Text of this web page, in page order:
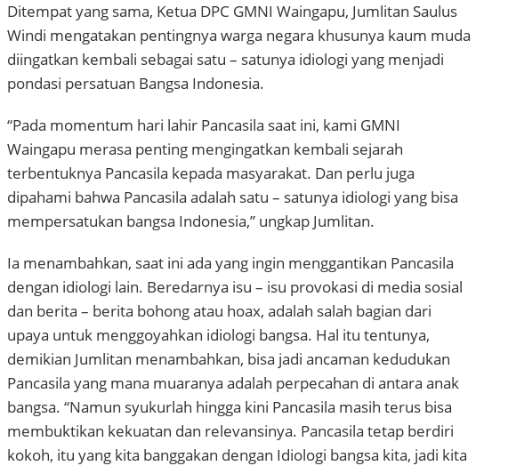
Ditempat yang sama, Ketua DPC GMNI Waingapu, Jumlitan Saulus
Windi mengatakan pentingnya warga negara khusunya kaum muda
diingatkan kembali sebagai satu – satunya idiologi yang menjadi
pondasi persatuan Bangsa Indonesia.
“Pada momentum hari lahir Pancasila saat ini, kami GMNI
Waingapu merasa penting mengingatkan kembali sejarah
terbentuknya Pancasila kepada masyarakat. Dan perlu juga
dipahami bahwa Pancasila adalah satu – satunya idiologi yang bisa
mempersatukan bangsa Indonesia,” ungkap Jumlitan.
Ia menambahkan, saat ini ada yang ingin menggantikan Pancasila
dengan idiologi lain. Beredarnya isu – isu provokasi di media sosial
dan berita – berita bohong atau hoax, adalah salah bagian dari
upaya untuk menggoyahkan idiologi bangsa. Hal itu tentunya,
demikian Jumlitan menambahkan, bisa jadi ancaman kedudukan
Pancasila yang mana muaranya adalah perpecahan di antara anak
bangsa. “Namun syukurlah hingga kini Pancasila masih terus bisa
membuktikan kekuatan dan relevansinya. Pancasila tetap berdiri
kokoh, itu yang kita banggakan dengan Idiologi bangsa kita, jadi kita